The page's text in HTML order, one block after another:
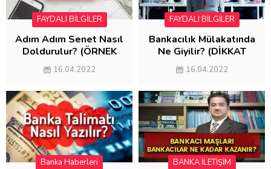
FAYDALI BİLGİLER
Adım Adım Senet Nasıl
Doldurulur? (ÖRNEK
SENET DOLDURMA)
16.04.2022
FAYDALI BİLGİLER
Bankacılık Mülakatında
Ne Giyilir? (DİKKAT
EDİLMESİ
GEREKENLER)
16.04.2022
Banka Haberleri BANKA İLETİŞİM